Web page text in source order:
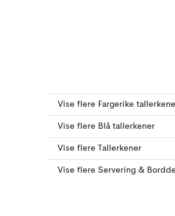
Vise flere Fargerike
Vise flere Blå tallerkener
Vise flere Tallerkener
Vise flere Servering &